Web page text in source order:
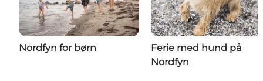
Nordfyn for børn
Ferie med hund på
Nordfyn